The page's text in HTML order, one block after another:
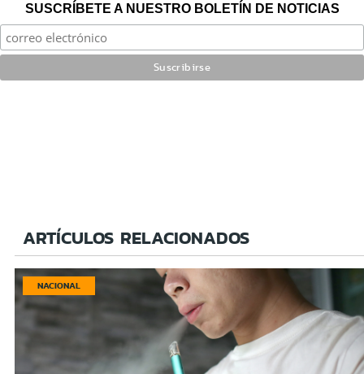
SUSCRÍBETE A NUESTRO BOLETÍN DE NOTICIAS
ARTÍCULOS RELACIONADOS
NACIONAL